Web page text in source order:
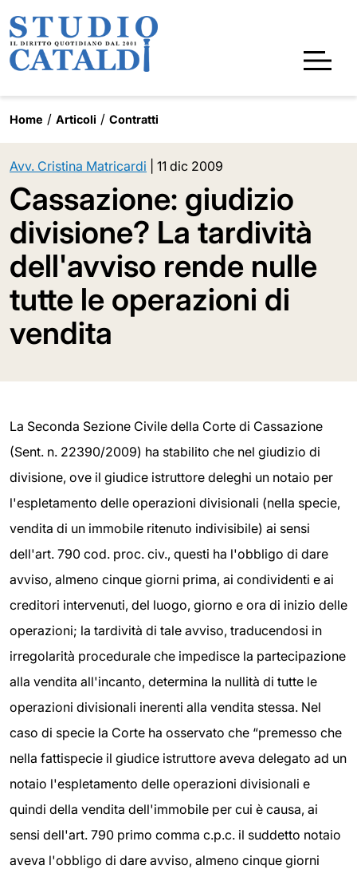
Home Articoli Contratti
Avv. Cristina Matricardi 11 dic 2009
Cassazione: giudizio
divisione? La tardività
dell'avviso rende nulle
tutte le operazioni di
vendita
La Seconda Sezione Civile della Corte di Cassazione
(Sent. n. 22390/2009) ha stabilito che nel giudizio di
divisione, ove il giudice istruttore deleghi un notaio per
l'espletamento delle operazioni divisionali (nella specie,
vendita di un immobile ritenuto indivisibile) ai sensi
dell'art. 790 cod. proc. civ., questi ha l'obbligo di dare
avviso, almeno cinque giorni prima, ai condividenti e ai
creditori intervenuti, del luogo, giorno e ora di inizio delle
operazioni; la tardività di tale avviso, traducendosi in
irregolarità procedurale che impedisce la partecipazione
alla vendita all'incanto, determina la nullità di tutte le
operazioni divisionali inerenti alla vendita stessa. Nel
caso di specie la Corte ha osservato che “premesso che
nella fattispecie il giudice istruttore aveva delegato ad un
notaio l'espletamento delle operazioni divisionali e
quindi della vendita dell'immobile per cui è causa, ai
sensi dell'art. 790 primo comma c.p.c. il suddetto notaio
aveva l'obbligo di dare avviso, almeno cinque giorni